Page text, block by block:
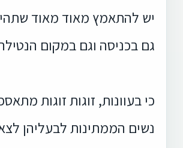
יש להתאמץ מאוד מאוד
גם בכניסה וגם במקום
כי בעוונות, זוגות זוגות
נשים הממתינות לבעליהן